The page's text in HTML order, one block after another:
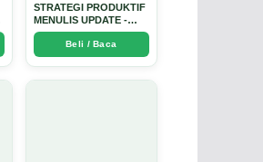
STRATEGI PRODUKTIF
MENULIS UPDATE -
Arda Dinata
Beli / Baca